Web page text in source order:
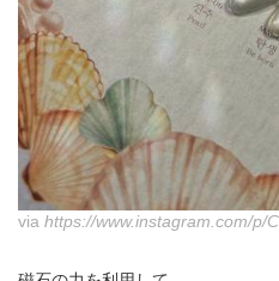
via https://www.instagram.com/p/